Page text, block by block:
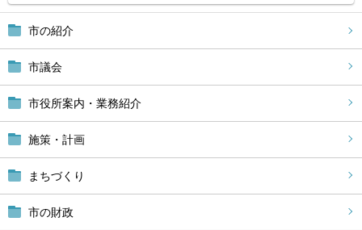
市の紹介
市議会
市役所案内・業務紹介
施策・計画
まちづくり
市の財政